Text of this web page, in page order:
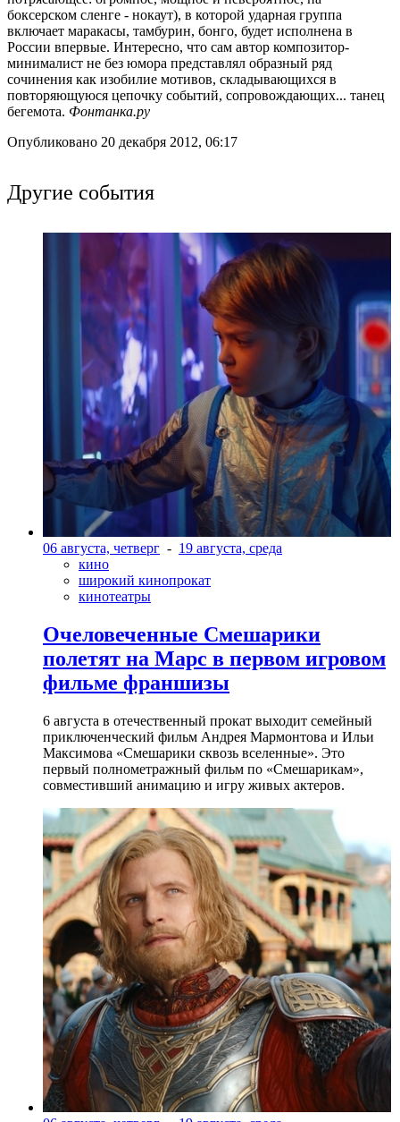
боксерском сленге - нокаут), в которой ударная группа
включает маракасы, тамбурин, бонго, будет исполнена в
России впервые. Интересно, что сам автор композитор-
минималист не без юмора представлял образный ряд
сочинения как изобилие мотивов, складывающихся в
повторяющуюся цепочку событий, сопровождающих... танец
бегемота. Фонтанка.ру
Опубликовано 20 декабря 2012, 06:17
Другие события
06 августа, четверг - 19 августа, среда
кино
широкий кинопрокат
кинотеатры
Очеловеченные Смешарики
полетят на Марс в первом игровом
фильме франшизы
6 августа в отечественный прокат выходит семейный
приключенческий фильм Андрея Мармонтова и Ильи
Максимова «Смешарики сквозь вселенные». Это
первый полнометражный фильм по «Смешарикам»,
совместивший анимацию и игру живых актеров.